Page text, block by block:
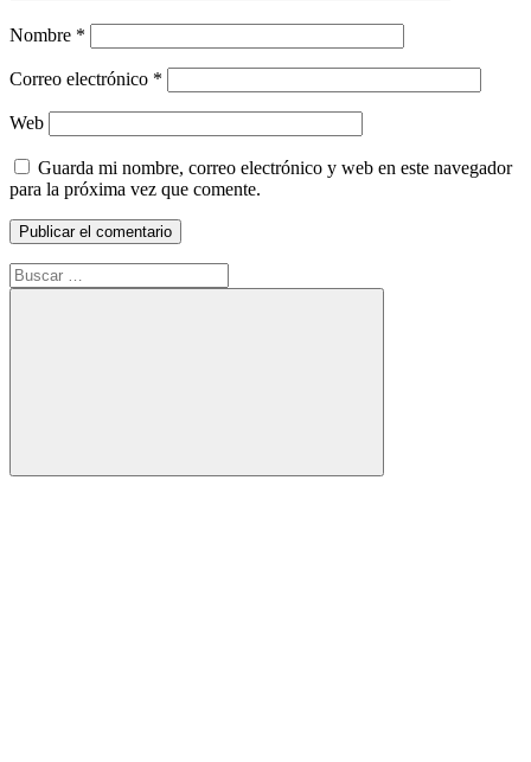
Nombre *
Correo electrónico *
Web
Guarda mi nombre, correo electrónico y web en este navegador
para la próxima vez que comente.
Buscar:
Buscar